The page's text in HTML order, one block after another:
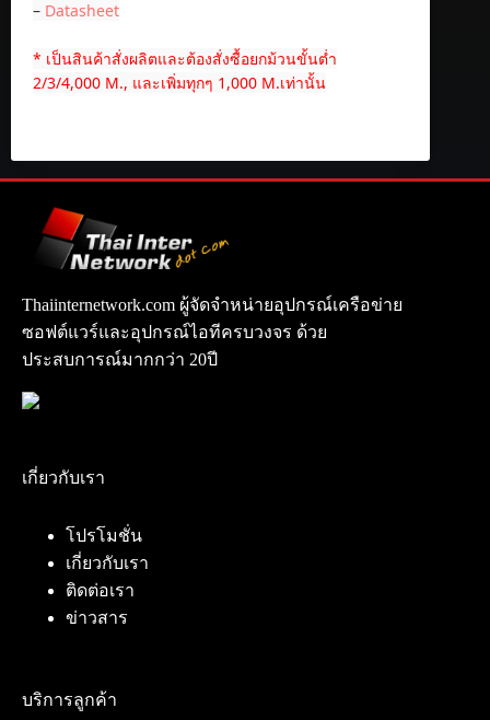
– Datasheet
* เป็นสินค้าสั่งผลิตและต้องสั่งซื้อยกม้วนขั้นต่ำ
2/3/4,000 M., และเพิ่มทุกๆ 1,000 M.เท่านั้น
Thaiinternetwork.com ผู้จัดจำหน่ายอุปกรณ์เครือข่าย
ซอฟต์แวร์และอุปกรณ์ไอทีครบวงจร ด้วย
ประสบการณ์มากกว่า 20ปี
เกี่ยวกับเรา
โปรโมชั่น
เกี่ยวกับเรา
ติดต่อเรา
ข่าวสาร
บริการลูกค้า